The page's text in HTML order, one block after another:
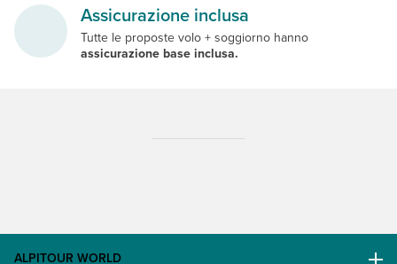
Assicurazione inclusa
Tutte le proposte volo + soggiorno hanno
assicurazione base inclusa.
ALPITOUR WORLD